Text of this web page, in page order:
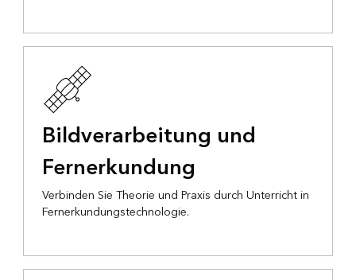
Bildverarbeitung und
Fernerkundung
Verbinden Sie Theorie und Praxis durch Unterricht in
Fernerkundungstechnologie.